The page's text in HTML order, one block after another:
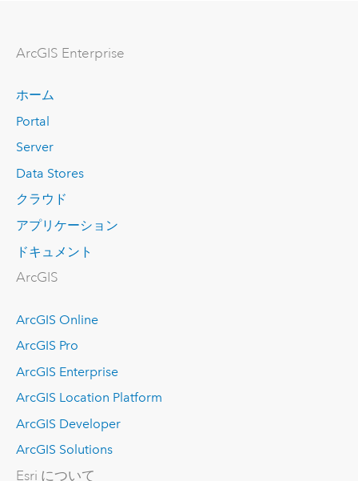
ArcGIS Enterprise
ホーム
Portal
Server
Data Stores
クラウド
アプリケーション
ドキュメント
ArcGIS
ArcGIS Online
ArcGIS Pro
ArcGIS Enterprise
ArcGIS Location Platform
ArcGIS Developer
ArcGIS Solutions
Esri について